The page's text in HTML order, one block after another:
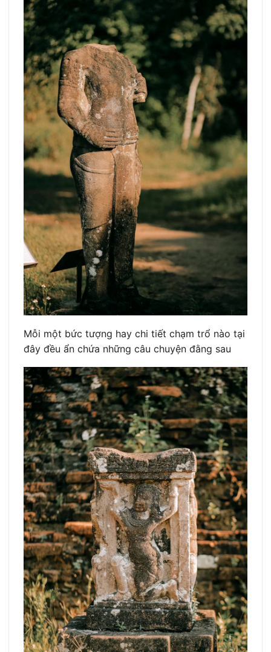
Mỗi một bức tượng hay chi tiết chạm trổ nào tại
đây đều ẩn chứa những câu chuyện đằng sau